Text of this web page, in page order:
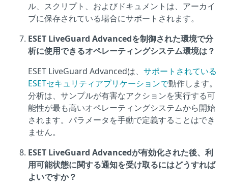
ル、スクリプト、およびドキュメントは、アーカイ
ブに保存されている場合にサポートされます。
ESET LiveGuard Advancedを制御された環境で分
析に使用できるオペレーティングシステム環境は？
ESET LiveGuard Advancedは、 サポートされている
ESETセキュリティアプリケーションで動作します。
分析は、サンプルが有害なアクションを実行する可
能性が最も高いオペレーティングシステムから開始
されます。パラメータを手動で定義することはでき
ません。
ESET LiveGuard Advancedが有効化された後、利
用可能状態に関する通知を受け取るにはどうすれば
よいですか？